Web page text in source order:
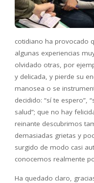
cotidiano ha provocado
algunas experiencias
olvidado otras, por
y delicada, y pierde su
manosea o se
decidido: “sí te espero”,
salud”; que no hay
reinante descubrimos
demasiadas grietas y
surgido de modo casi
conocemos realmente
Ha quedado claro,